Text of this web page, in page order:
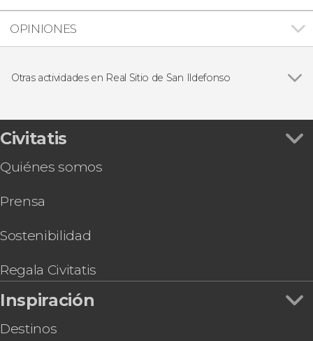
OPINIONES
Otras actividades en Real Sitio de San Ildefonso
Civitatis
Quiénes somos
Prensa
Sostenibilidad
Regala Civitatis
Inspiración
Destinos